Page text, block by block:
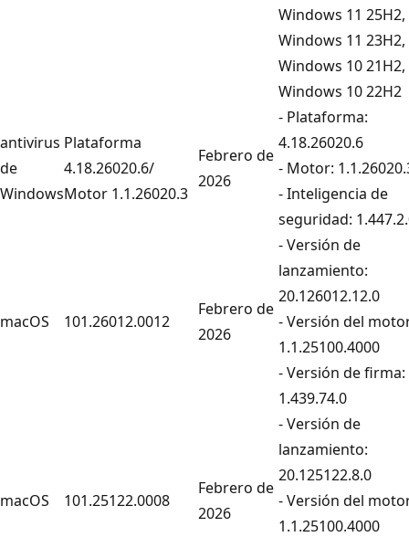
Windows 11 25H2,
Windows 11 23H2,
Windows 10 21H2,
Windows 10 22H2
antivirus
de
Windows
Plataforma
4.18.26020.6/
Motor 1.1.26020.3
Febrero de
2026
- Plataforma:
4.18.26020.6
- Motor:
- Inteligencia de
seguridad:
macOS 101.26012.0012
Febrero de
2026
- Versión de
lanzamiento:
20.126012.12.0
- Versión del
1.1.25100.4000
- Versión de firma:
1.439.74.0
macOS 101.25122.0008
Febrero de
2026
- Versión de
lanzamiento:
20.125122.8.0
- Versión del
1.1.25100.4000